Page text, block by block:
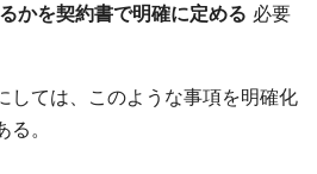
かを契約書で明確に定める 必要
しては、このような事項を明確化
。